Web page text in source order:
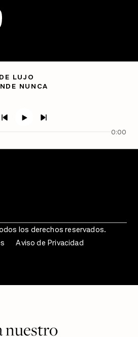
LUJO
NUNCA
0:00
los derechos reservados.
Aviso de Privacidad
nuestro